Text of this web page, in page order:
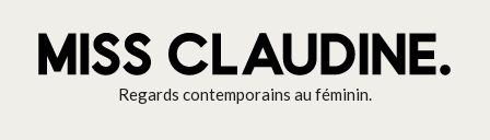
Regards contemporains au féminin.